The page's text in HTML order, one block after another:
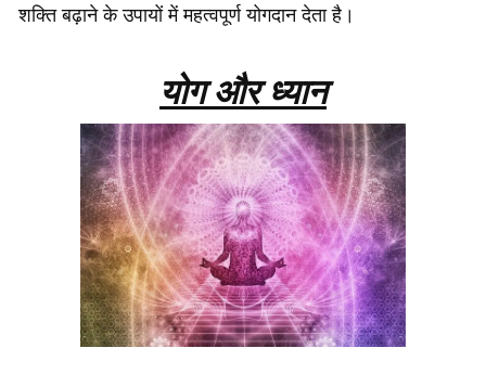
शक्ति बढ़ाने के उपायों में महत्वपूर्ण योगदान देता है।
योग और ध्यान